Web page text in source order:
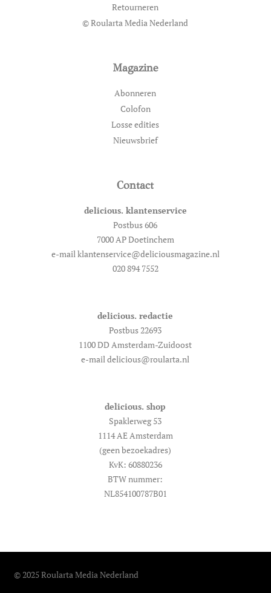
Retourneren
© Roularta Media Nederland
Magazine
Abonneren
Colofon
Losse edities
Nieuwsbrief
Contact
delicious. klantenservice
Postbus 606
7000 AP Doetinchem
e-mail klantenservice@deliciousmagazine.nl
020 894 7552
delicious. redactie
Postbus 22693
1100 DD Amsterdam-Zuidoost
e-mail delicious@roularta.nl
delicious. shop
Spaklerweg 53
1114 AE Amsterdam
(geen bezoekadres)
KvK: 60880236
BTW nummer:
NL854100787B01
© 2025 Roularta Media Nederland